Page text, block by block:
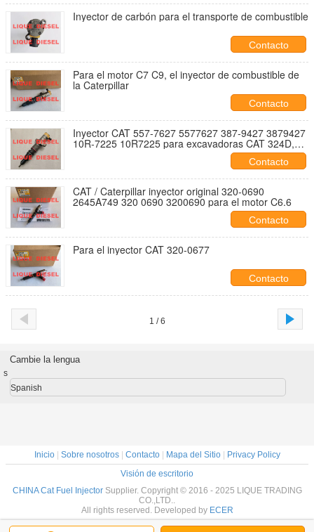
Inyector de carbón para el transporte de combustible
Contacto
Para el motor C7 C9, el inyector de combustible de
la Caterpillar
Contacto
Inyector CAT 557-7627 5577627 387-9427 3879427
10R-7225 10R7225 para excavadoras CAT 324D,
Contacto
CAT / Caterpillar inyector original 320-0690
2645A749 320 0690 3200690 para el motor C6.6
Contacto
Para el inyector CAT 320-0677
Contacto
1 / 6
Cambie la lengua
s
Spanish
Inicio| Sobre nosotros| Contacto| Mapa del Sitio|
Privacy Policy
Visión de escritorio
CHINA Cat Fuel InjectorSupplier. Copyright © 2016 - 2025 LIQUE TRADING
CO.,LTD..
All rights reserved. Developed by ECER